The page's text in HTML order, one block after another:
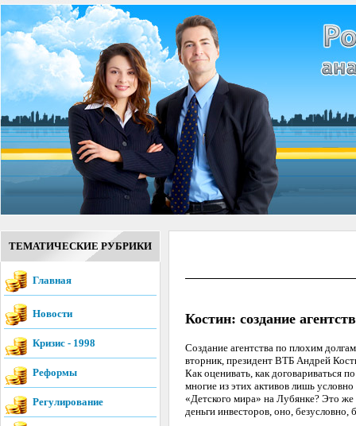
ТЕМАТИЧЕСКИЕ РУБРИКИ
Главная
Новости
Кризис - 1998
Реформы
Регулирование
Костин: создание
Создание агентства по плохим
вторник, президент ВТБ Андрей
Как оценивать, как договариваться
многие из этих активов лишь
«Детского мира» на Лубянке? Это же
деньги инвесторов, оно,